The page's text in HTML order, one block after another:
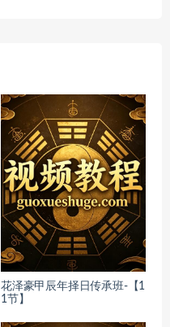
花泽豪甲辰年择日传承班-【1
1节】